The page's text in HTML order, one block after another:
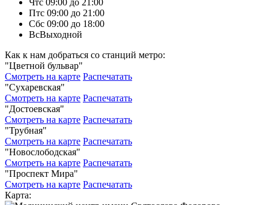
Чтс 09:00 до 21:00
Птс 09:00 до 21:00
Сбс 09:00 до 18:00
ВсВыходной
Как к нам добраться со станций метро:
"Цветной бульвар"
Смотреть на карте Распечатать
"Сухаревская"
Смотреть на карте Распечатать
"Достоевская"
Смотреть на карте Распечатать
"Трубная"
Смотреть на карте Распечатать
"Новослободская"
Смотреть на карте Распечатать
"Проспект Мира"
Смотреть на карте Распечатать
Карта: